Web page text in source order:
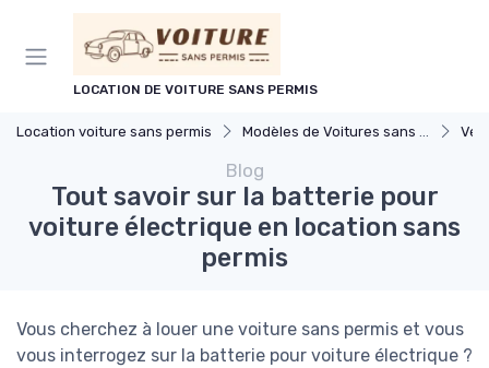
LOCATION DE VOITURE SANS PERMIS
Location voiture sans permis Modèles de Voitures sans Permis
Blog
Tout savoir sur la batterie pour
voiture électrique en location sans
permis
Vous cherchez à louer une voiture sans permis et vous
vous interrogez sur la batterie pour voiture électrique ?